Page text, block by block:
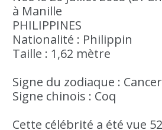
à Manille
PHILIPPINES
Nationalité : Philippin
Taille : 1,62 mètre
Signe du zodiaque : Cancer
Signe chinois : Coq
Cette célébrité a été vue